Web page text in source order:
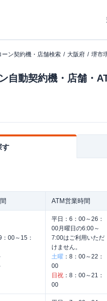
ーン契約機・店舗検索 大阪府 堺市
自動契約機・店舗・
す
ATM営業時間
：00～15：
平日： 6：00～26：
00月曜日の6:00～
7:00はご利用いただ
けません。
土曜 ： 8：00～22：
00
日祝 ： 8：00～21：
00